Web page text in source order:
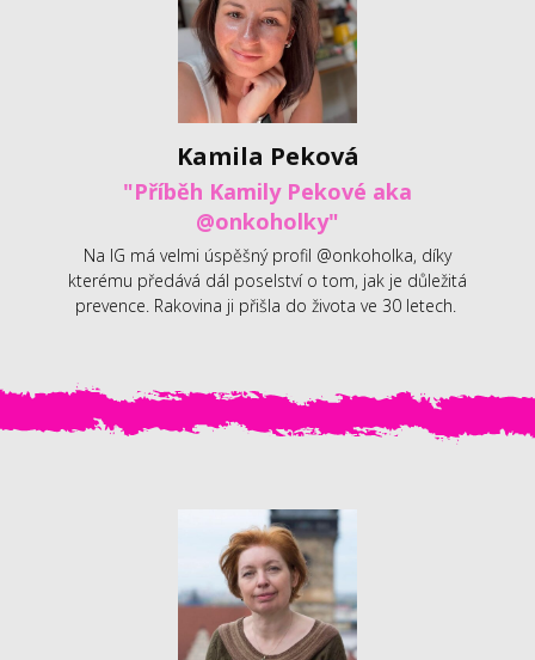
Kamila Peková
"Příběh Kamily Pekové aka
@onkoholky"
Na IG má velmi úspěšný profil @onkoholka, díky
kterému předává dál poselství o tom, jak je důležitá
prevence. Rakovina ji přišla do života ve 30 letech.